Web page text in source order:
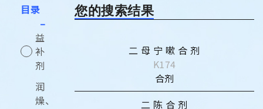
目录
–
益
补
剂
润
燥、
您的搜索结果
二 母 宁 嗽 合 剂
K174
合剂
二 陈 合 剂